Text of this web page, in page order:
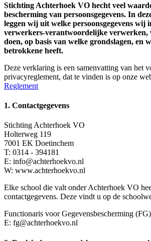
Stichting Achterhoek VO hecht veel
bescherming van persoonsgegevens. In
leggen wij uit welke persoonsgegevens wij
verwerkers-verantwoordelijke verwerken,
doen, op basis van welke grondslagen, en
betrokkene heeft.
Deze verklaring is een samenvatting van het
privacyreglement, dat te vinden is op onze
Reglement
1. Contactgegevens
Stichting Achterhoek VO
Holterweg 119
7001 EK Doetinchem
T: 0314 - 394181
E: info@achterhoekvo.nl
W: www.achterhoekvo.nl
Elke school die valt onder Achterhoek VO
contactgegevens. Deze vindt u op de
Functionaris voor Gegevensbescherming
E: fg@achterhoekvo.nl